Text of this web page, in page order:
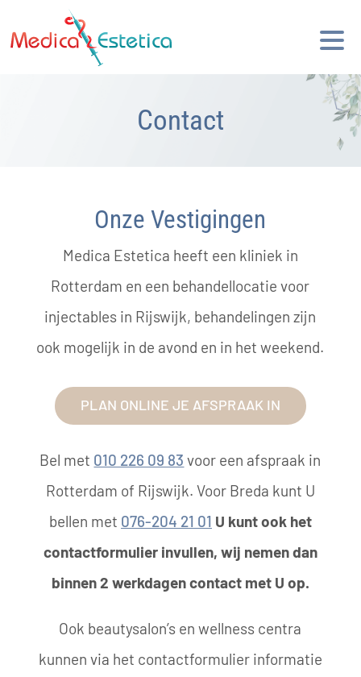
Contact
Onze Vestigingen
Medica Estetica heeft een kliniek in
Rotterdam en een behandellocatie voor
injectables in Rijswijk, behandelingen zijn
ook mogelijk in de avond en in het weekend.
PLAN ONLINE JE AFSPRAAK IN
Bel met 010 226 09 83 voor een afspraak in
Rotterdam of Rijswijk. Voor Breda kunt U
bellen met 076-204 21 01 U kunt ook het
contactformulier invullen, wij nemen dan
binnen 2 werkdagen contact met U op.
Ook beautysalon’s en wellness centra
kunnen via het contactformulier informatie